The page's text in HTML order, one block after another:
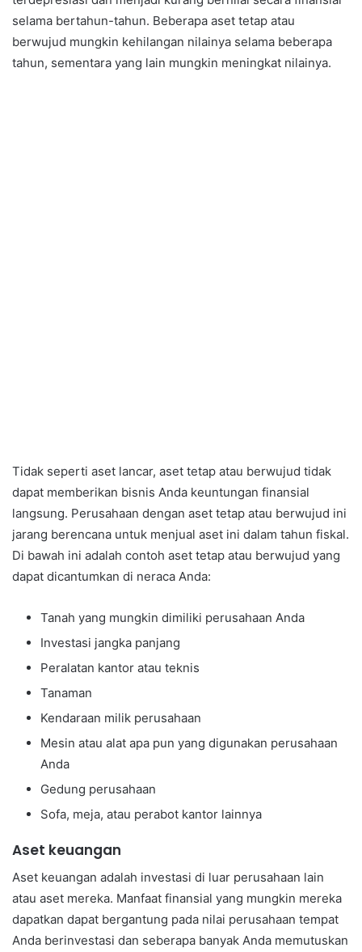
selama bertahun-tahun. Beberapa aset tetap atau
berwujud mungkin kehilangan nilainya selama beberapa
tahun, sementara yang lain mungkin meningkat nilainya.
Tidak seperti aset lancar, aset tetap atau berwujud tidak
dapat memberikan bisnis Anda keuntungan finansial
langsung. Perusahaan dengan aset tetap atau berwujud ini
jarang berencana untuk menjual aset ini dalam tahun fiskal.
Di bawah ini adalah contoh aset tetap atau berwujud yang
dapat dicantumkan di neraca Anda:
Tanah yang mungkin dimiliki perusahaan Anda
Investasi jangka panjang
Peralatan kantor atau teknis
Tanaman
Kendaraan milik perusahaan
Mesin atau alat apa pun yang digunakan perusahaan
Anda
Gedung perusahaan
Sofa, meja, atau perabot kantor lainnya
Aset keuangan
Aset keuangan adalah investasi di luar perusahaan lain
atau aset mereka. Manfaat finansial yang mungkin mereka
dapatkan dapat bergantung pada nilai perusahaan tempat
Anda berinvestasi dan seberapa banyak Anda memutuskan